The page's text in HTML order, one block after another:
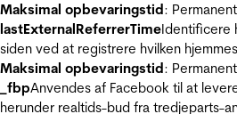
Maksimal opbevaringstid: Permanent
lastExternalReferrerTimeIdentificere
siden ved at registrere hvilken
Maksimal opbevaringstid: Permanent
_fbpAnvendes af Facebook til at
herunder realtids-bud fra tredjeparts-